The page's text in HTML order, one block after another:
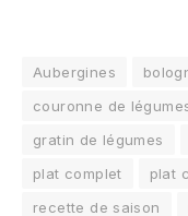
Aubergines
couronne de
gratin de légumes
plat complet
plat
recette de saison